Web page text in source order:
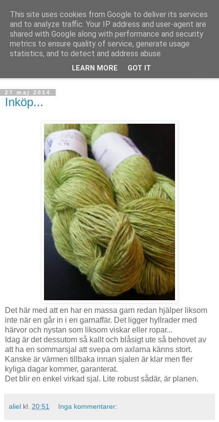
mönsterlöst
virkning och stickning maskor och varv, mönsterlöst
27 maj 2014
Inköp...
Det här med att en har en massa garn redan hjälper liksom
inte när en går in i en garnaffär. Det ligger hyllrader med
härvor och nystan som liksom viskar eller ropar...
Idag är det dessutom så kallt och blåsigt ute så behovet av
att ha en sommarsjal att svepa om axlarna känns stort.
Kanske är värmen tillbaka innan sjalen är klar men fler
kyliga dagar kommer, garanterat.
Det blir en enkel virkad sjal. Lite robust sådär, är planen.
aliel kl. 20:51 Inga kommentarer:
This site uses cookies from Google to deliver its services
and to analyze traffic. Your IP address and user-agent are
shared with Google along with performance and security
metrics to ensure quality of service, generate usage
statistics, and to detect and address abuse.
LEARN MORE GOT IT